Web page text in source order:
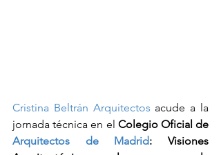
Cristina Beltrán Arquitectos acude a la
jornada técnica en el
Arquitectos de Madrid: Visiones